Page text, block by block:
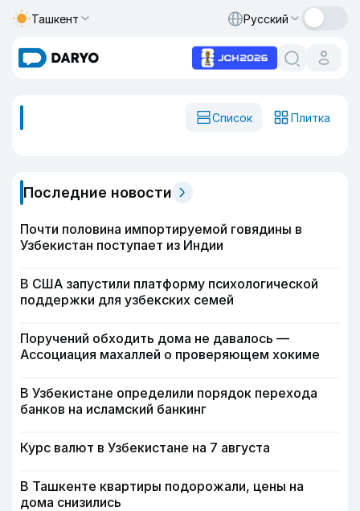
Ташкент Русский
Список Плитка
Последние новости
Почти половина импортируемой говядины в
Узбекистан поступает из Индии
В США запустили платформу психологической
поддержки для узбекских семей
Поручений обходить дома не давалось —
Ассоциация махаллей о проверяющем хокиме
В Узбекистане определили порядок перехода
банков на исламский банкинг
Курс валют в Узбекистане на 7 августа
В Ташкенте квартиры подорожали, цены на
дома снизились